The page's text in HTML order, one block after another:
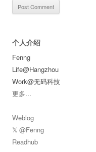
个人介绍
Fenng
Life@Hangzhou
Work@无码科技
更多...
Weblog
𝕏 @Fenng
Readhub